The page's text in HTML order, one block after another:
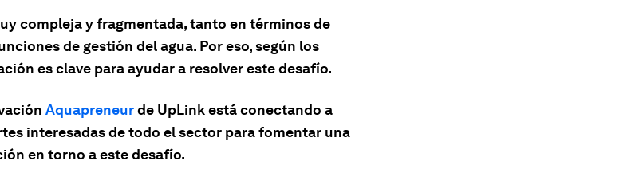
compleja y fragmentada, tanto en términos de
de gestión del agua. Por eso, según los
es clave para ayudar a resolver este desafío.
Aquapreneurde UpLink está conectando a
interesadas de todo el sector para fomentar una
en torno a este desafío.